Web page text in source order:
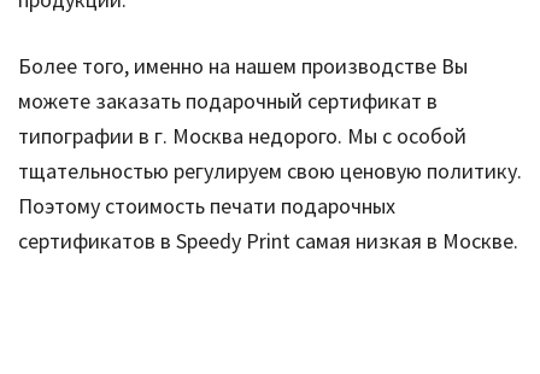
Более того, именно на нашем производстве Вы
можете заказать подарочный сертификат в
типографии в г. Москва недорого. Мы с особой
тщательностью регулируем свою ценовую политику.
Поэтому стоимость печати подарочных
сертификатов в Speedy Print самая низкая в Москве.